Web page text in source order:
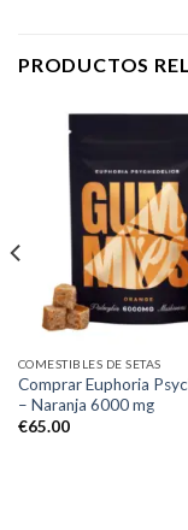
PRODUCTOS
COMESTIBLES DE SETAS
Comprar Euphoria
– Naranja 6000 mg
€65.00